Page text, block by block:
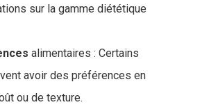
sur la gamme diététique
alimentaires : Certains
avoir des préférences en
ou de texture.